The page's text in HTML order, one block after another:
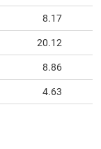
8.17
20.12
8.86
4.63